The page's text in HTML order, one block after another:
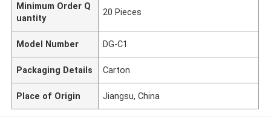
Minimum Order Q
uantity
20 Pieces
Model Number DG-C1
Packaging Details Carton
Place of Origin Jiangsu, China